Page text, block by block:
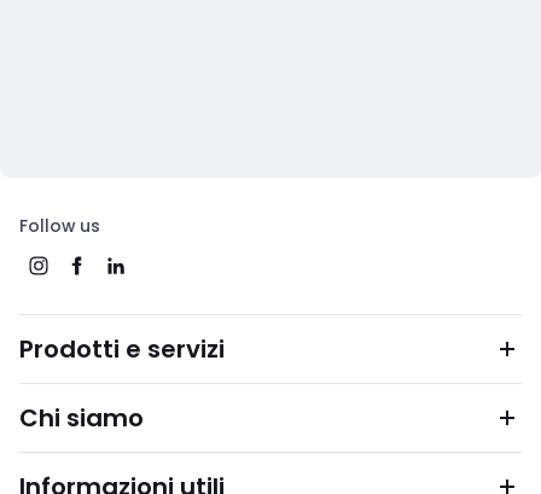
Follow us
Prodotti e servizi
Chi siamo
Informazioni utili